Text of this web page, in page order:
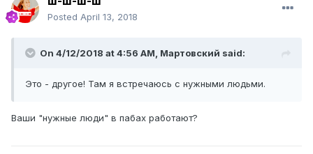
Posted April 13, 2018
On 4/12/2018 at 4:56 AM, Мартовский said:
Это - другое! Там я встречаюсь с нужными людьми.
Ваши "нужные люди" в пабах работают?